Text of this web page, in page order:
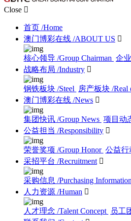
Close 
首页 /Home
澳门博彩在线 /ABOUT US 
核心领导 /Group Chairman 企
战略布局 /Industry 
钢铁板块 /Steel 房产板块 /Real
澳门博彩在线 /News 
集团快讯 /Group News 项目动
公益担当 /Responsibility 
荣誉奖项 /Group Honor 公益行
采招平台 /Recruitment 
采购信息 /Purchasing Information
人力资源 /Human 
人才理念 /Talent Concept 员工